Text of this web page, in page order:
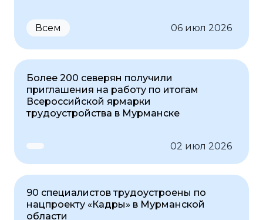
Всем 06 июл 2026
Более 200 северян получили
приглашения на работу по итогам
Всероссийской ярмарки
трудоустройства в Мурманске
02 июл 2026
90 специалистов трудоустроены по
нацпроекту «Кадры» в Мурманской
области